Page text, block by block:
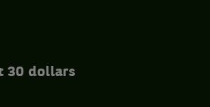
30 dollars